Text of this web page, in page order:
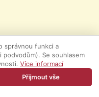
správnou funkci a
Se souhlasem
Více informací
Přijmout vše